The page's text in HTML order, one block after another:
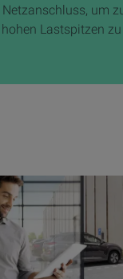
Netzanschluss, um
Lastspitzen